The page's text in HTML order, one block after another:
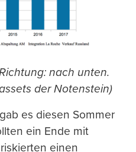
nach unten.
der Notenstein)
es diesen Sommer
ein Ende mit
einen